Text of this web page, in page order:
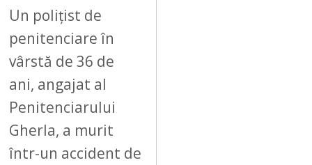
Un polițist de
penitenciare în
vârstă de 36 de
ani, angajat al
Penitenciarului
Gherla, a murit
într-un accident de